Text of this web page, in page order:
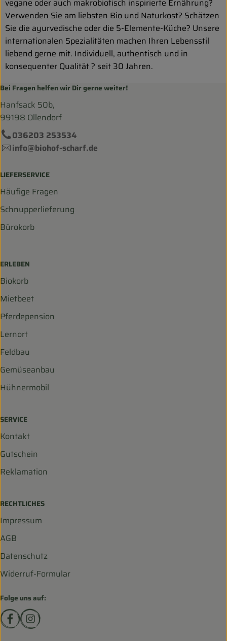
vegane oder auch makrobiotisch inspirierte Ernährung?
Verwenden Sie am liebsten Bio und Naturkost? Schätzen
Sie die ayurvedische oder die 5-Elemente-Küche? Unsere
internationalen Spezialitäten machen Ihren Lebensstil
liebend gerne mit. Individuell, authentisch und in
konsequenter Qualität ? seit 30 Jahren.
Bei Fragen helfen wir Dir gerne weiter!
Hanfsack 50b,
99198 Ollendorf
036203 253534
info@biohof-scharf.de
LIEFERSERVICE
Häufige Fragen
Schnupperlieferung
Bürokorb
ERLEBEN
Biokorb
Mietbeet
Pferdepension
Lernort
Feldbau
Gemüseanbau
Hühnermobil
SERVICE
Kontakt
Gutschein
Reklamation
RECHTLICHES
Impressum
AGB
Datenschutz
Widerruf-Formular
Folge uns auf:
Externer Link zu https://www.facebook.com/
Externer Link zu https://www.instagram.com/